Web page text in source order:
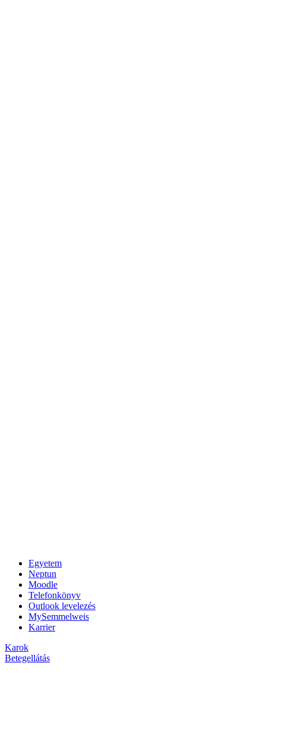
Egyetem
Neptun
Moodle
Telefonkönyv
Outlook levelezés
MySemmelweis
Karrier
Karok
Betegellátás